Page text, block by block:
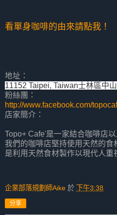
看單身咖啡的由來請點我！
地址：
11152 Taipei, Taiwan士林區中
粉絲團：
http://www.facebook.com/
店家簡介：
Topo+ Cafe'是一家結合咖啡店
我們的咖啡店堅持使用天然的食
是利用天然食材製作以現代人重
企業部落規劃師Aike 於 下午3:38
分享